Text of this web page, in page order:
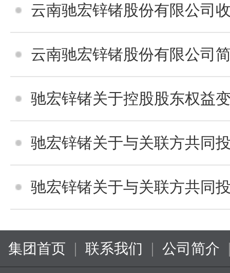
云南驰宏锌锗股份有限公司
云南驰宏锌锗股份有限公司简式
驰宏锌锗关于控股股东权益变动进
驰宏锌锗关于与关联方共同投资设立参股公司暨
驰宏锌锗关于与关联方共同投资设立参股公司暨
集团首页 | 联系我们 | 公司简介